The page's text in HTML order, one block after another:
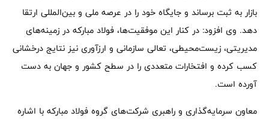
بازار به ثبت برساند و جایگاه خود را در عرصه ملی و بین‌المللی ارتقا
دهد. وی افزود: در کنار این موفقیت‌ها، فولاد مبارکه در زمینه‌های
مدیریتی، زیست‌محیطی، تعالی سازمانی و ارزآوری نیز نتایج درخشانی
کسب کرده و افتخارات متعددی را در سطح کشور و جهان به دست
آورده است.
معاون سرمایه‌گذاری و راهبری شرکت‌های گروه فولاد مبارکه با اشاره